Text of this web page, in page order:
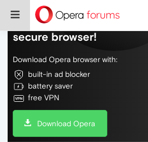
Do more on the web, with
secure browser!
Download Opera browser with:
built-in ad blocker
battery saver
free VPN
Download Opera